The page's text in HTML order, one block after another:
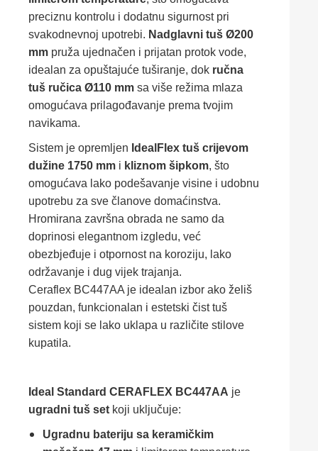
preciznu kontrolu i dodatnu sigurnost pri
svakodnevnoj upotrebi. Nadglavni tuš Ø200
mm pruža ujednačen i prijatan protok vode,
idealan za opuštajuće tuširanje, dok ručna
tuš ručica Ø110 mm sa više režima mlaza
omogućava prilagođavanje prema tvojim
navikama.
Sistem je opremljen IdealFlex tuš crijevom
dužine 1750 mm i kliznom šipkom, što
omogućava lako podešavanje visine i udobnu
upotrebu za sve članove domaćinstva.
Hromirana završna obrada ne samo da
doprinosi elegantnom izgledu, već
obezbjeđuje i otpornost na koroziju, lako
održavanje i dug vijek trajanja.
Ceraflex BC447AA je idealan izbor ako želiš
pouzdan, funkcionalan i estetski čist tuš
sistem koji se lako uklapa u različite stilove
kupatila.
Ideal Standard CERAFLEX BC447AA je
ugradni tuš set koji uključuje:
Ugradnu bateriju sa keramičkim